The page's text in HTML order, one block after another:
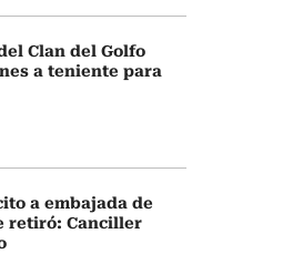
Clan del Golfo
a teniente para
a embajada de
retiró: Canciller